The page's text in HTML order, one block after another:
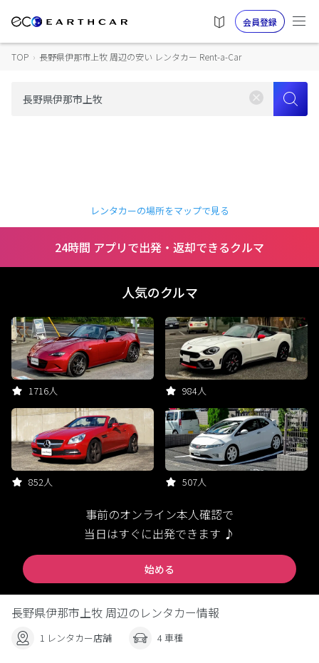
会員登録
TOP › 長野県伊那市上牧 周辺の安い レンタカー Rent-a-Car
レンタカーの場所をマップで見る
24時間 アプリで出発・返却できるクルマ
人気のクルマ
1716人 984人
852人 507人
事前のオンライン本人確認で
当日はすぐに出発できます ♪
始める
長野県伊那市上牧 周辺のレンタカー情報
1 レンタカー店舗 4 車種